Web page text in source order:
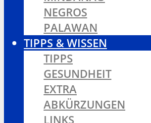
NEGROS
PALAWAN
TIPPS & WISSEN
TIPPS
GESUNDHEIT
EXTRA
ABKÜRZUNGEN